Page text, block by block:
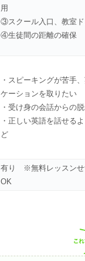
用
③スクール入口、教室
④生徒間の距離の確保
・スピーキングが苦手
ケーションを取りたい
・受け身の会話からの
・正しい英語を話せる
ど
有り ※無料レッスンせ
OK